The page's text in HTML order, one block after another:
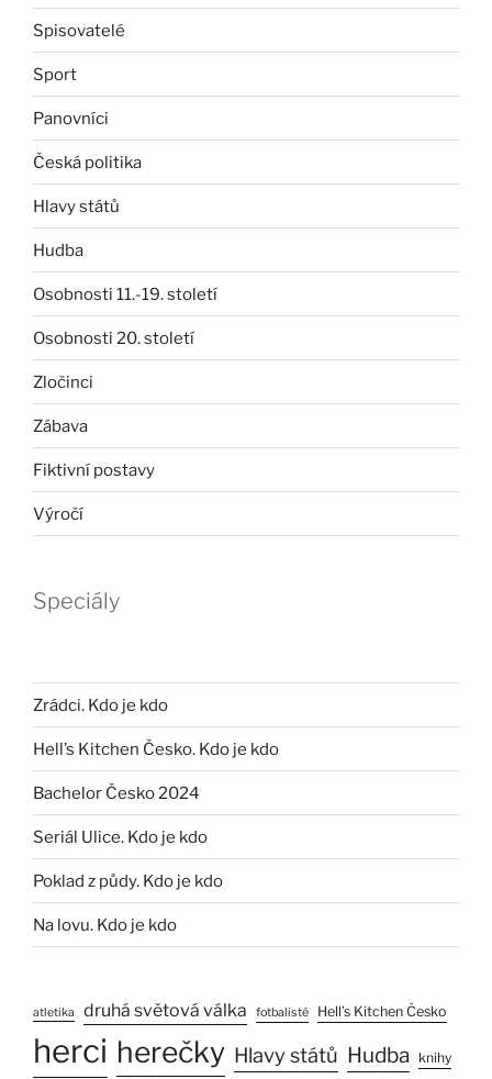
Spisovatelé
Sport
Panovníci
Česká politika
Hlavy států
Hudba
Osobnosti 11.-19. století
Osobnosti 20. století
Zločinci
Zábava
Fiktivní postavy
Výročí
Speciály
Zrádci. Kdo je kdo
Hell’s Kitchen Česko. Kdo je kdo
Bachelor Česko 2024
Seriál Ulice. Kdo je kdo
Poklad z půdy. Kdo je kdo
Na lovu. Kdo je kdo
atletika druhá světová válka fotbalisté Hell’s Kitchen Česko
herci herečky Hlavy států Hudba knihy